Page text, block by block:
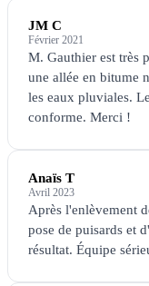
JM C
Février 2021
M. Gauthier est très
une allée en bitume
les eaux pluviales.
conforme. Merci !
Anaïs T
Avril 2023
Après l'enlèvement
pose de puisards et
résultat. Équipe